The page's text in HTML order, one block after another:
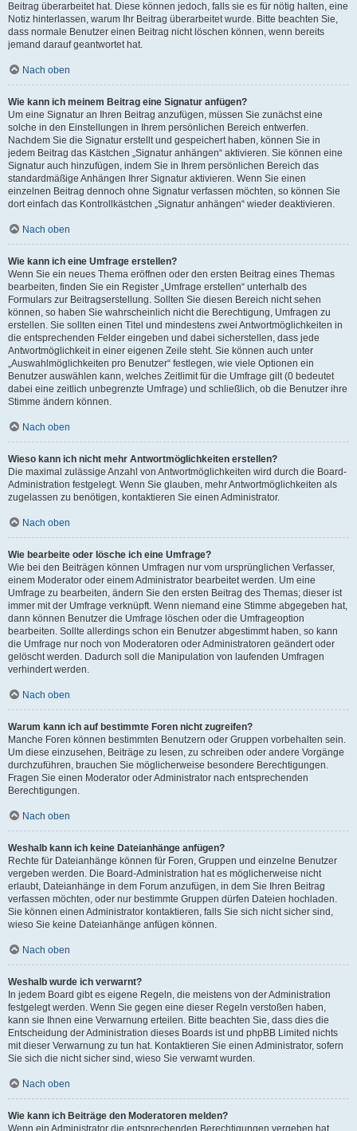
Beitrag überarbeitet hat. Diese können jedoch, falls sie es für nötig halten, eine
Notiz hinterlassen, warum Ihr Beitrag überarbeitet wurde. Bitte beachten Sie,
dass normale Benutzer einen Beitrag nicht löschen können, wenn bereits
jemand darauf geantwortet hat.
Nach oben
Wie kann ich meinem Beitrag eine Signatur anfügen?
Um eine Signatur an Ihren Beitrag anzufügen, müssen Sie zunächst eine
solche in den Einstellungen in Ihrem persönlichen Bereich entwerfen.
Nachdem Sie die Signatur erstellt und gespeichert haben, können Sie in
jedem Beitrag das Kästchen „Signatur anhängen“ aktivieren. Sie können eine
Signatur auch hinzufügen, indem Sie in Ihrem persönlichen Bereich das
standardmäßige Anhängen Ihrer Signatur aktivieren. Wenn Sie einen
einzelnen Beitrag dennoch ohne Signatur verfassen möchten, so können Sie
dort einfach das Kontrollkästchen „Signatur anhängen“ wieder deaktivieren.
Nach oben
Wie kann ich eine Umfrage erstellen?
Wenn Sie ein neues Thema eröffnen oder den ersten Beitrag eines Themas
bearbeiten, finden Sie ein Register „Umfrage erstellen“ unterhalb des
Formulars zur Beitragserstellung. Sollten Sie diesen Bereich nicht sehen
können, so haben Sie wahrscheinlich nicht die Berechtigung, Umfragen zu
erstellen. Sie sollten einen Titel und mindestens zwei Antwortmöglichkeiten in
die entsprechenden Felder eingeben und dabei sicherstellen, dass jede
Antwortmöglichkeit in einer eigenen Zeile steht. Sie können auch unter
„Auswahlmöglichkeiten pro Benutzer“ festlegen, wie viele Optionen ein
Benutzer auswählen kann, welches Zeitlimit für die Umfrage gilt (0 bedeutet
dabei eine zeitlich unbegrenzte Umfrage) und schließlich, ob die Benutzer ihre
Stimme ändern können.
Nach oben
Wieso kann ich nicht mehr Antwortmöglichkeiten erstellen?
Die maximal zulässige Anzahl von Antwortmöglichkeiten wird durch die Board-
Administration festgelegt. Wenn Sie glauben, mehr Antwortmöglichkeiten als
zugelassen zu benötigen, kontaktieren Sie einen Administrator.
Nach oben
Wie bearbeite oder lösche ich eine Umfrage?
Wie bei den Beiträgen können Umfragen nur vom ursprünglichen Verfasser,
einem Moderator oder einem Administrator bearbeitet werden. Um eine
Umfrage zu bearbeiten, ändern Sie den ersten Beitrag des Themas; dieser ist
immer mit der Umfrage verknüpft. Wenn niemand eine Stimme abgegeben hat,
dann können Benutzer die Umfrage löschen oder die Umfrageoption
bearbeiten. Sollte allerdings schon ein Benutzer abgestimmt haben, so kann
die Umfrage nur noch von Moderatoren oder Administratoren geändert oder
gelöscht werden. Dadurch soll die Manipulation von laufenden Umfragen
verhindert werden.
Nach oben
Warum kann ich auf bestimmte Foren nicht zugreifen?
Manche Foren können bestimmten Benutzern oder Gruppen vorbehalten sein.
Um diese einzusehen, Beiträge zu lesen, zu schreiben oder andere Vorgänge
durchzuführen, brauchen Sie möglicherweise besondere Berechtigungen.
Fragen Sie einen Moderator oder Administrator nach entsprechenden
Berechtigungen.
Nach oben
Weshalb kann ich keine Dateianhänge anfügen?
Rechte für Dateianhänge können für Foren, Gruppen und einzelne Benutzer
vergeben werden. Die Board-Administration hat es möglicherweise nicht
erlaubt, Dateianhänge in dem Forum anzufügen, in dem Sie Ihren Beitrag
verfassen möchten, oder nur bestimmte Gruppen dürfen Dateien hochladen.
Sie können einen Administrator kontaktieren, falls Sie sich nicht sicher sind,
wieso Sie keine Dateianhänge anfügen können.
Nach oben
Weshalb wurde ich verwarnt?
In jedem Board gibt es eigene Regeln, die meistens von der Administration
festgelegt werden. Wenn Sie gegen eine dieser Regeln verstoßen haben,
kann sie Ihnen eine Verwarnung erteilen. Bitte beachten Sie, dass dies die
Entscheidung der Administration dieses Boards ist und phpBB Limited nichts
mit dieser Verwarnung zu tun hat. Kontaktieren Sie einen Administrator, sofern
Sie sich die nicht sicher sind, wieso Sie verwarnt wurden.
Nach oben
Wie kann ich Beiträge den Moderatoren melden?
Wenn ein Administrator die entsprechenden Berechtigungen vergeben hat,